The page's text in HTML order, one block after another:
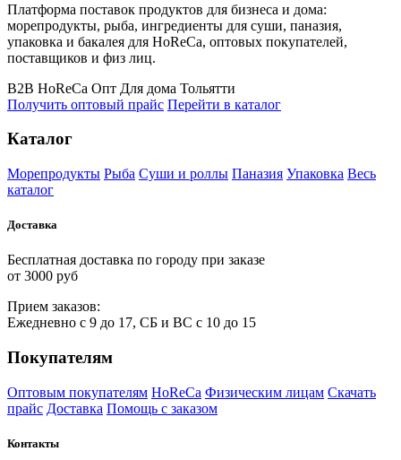
Платформа поставок продуктов для бизнеса и дома:
морепродукты, рыба, ингредиенты для суши, паназия,
упаковка и бакалея для HoReCa, оптовых покупателей,
поставщиков и физ лиц.
B2B HoReCa Опт Для дома Тольятти
Получить оптовый прайс Перейти в каталог
Каталог
Морепродукты Рыба Суши и роллы Паназия Упаковка Весь
каталог
Доставка
Бесплатная доставка по городу при заказе
от 3000 руб
Прием заказов:
Ежедневно с 9 до 17, СБ и ВС с 10 до 15
Покупателям
Оптовым покупателям HoReCa Физическим лицам Скачать
прайс Доставка Помощь с заказом
Контакты